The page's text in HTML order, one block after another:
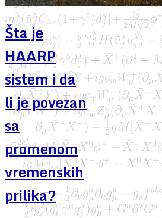
Šta je
HAARP
sistem i da
li je povezan
sa
promenom
vremenskih
prilika?